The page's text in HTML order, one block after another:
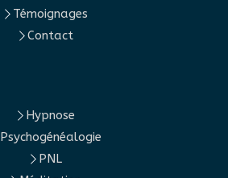
Témoignages
Contact
Hypnose
Psychogénéalogie
PNL